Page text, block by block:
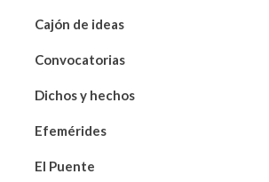
Cajón de ideas
Convocatorias
Dichos y hechos
Efemérides
El Puente